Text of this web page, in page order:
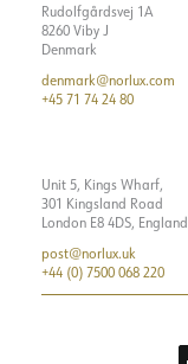
Rudolfgårdsvej 1A
8260 Viby J
Denmark
denmark@norlux.com
+45 71 74 24 80
Unit 5, Kings Wharf,
301 Kingsland Road
London E8 4DS, England
post@norlux.uk
+44 (0) 7500 068 220